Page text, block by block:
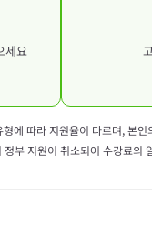
지역 고용센터로 문의
제한 될 수 있으니
세요
에 따라 지원율이 다르며, 본
부 지원이 취소되어 수강료의